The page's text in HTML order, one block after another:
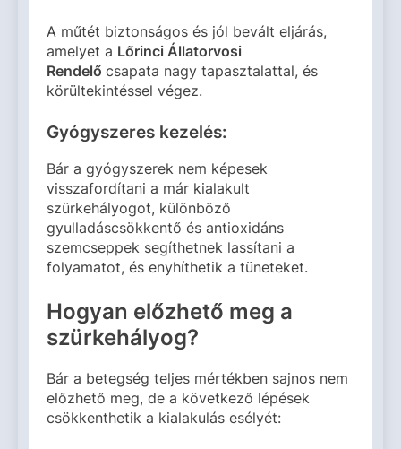
A műtét biztonságos és jól bevált eljárás,
amelyet a Lőrinci Állatorvosi
Rendelő csapata nagy tapasztalattal, és
körültekintéssel végez.
Gyógyszeres kezelés:
Bár a gyógyszerek nem képesek
visszafordítani a már kialakult
szürkehályogot, különböző
gyulladáscsökkentő és antioxidáns
szemcseppek segíthetnek lassítani a
folyamatot, és enyhíthetik a tüneteket.
Hogyan előzhető meg a
szürkehályog?
Bár a betegség teljes mértékben sajnos nem
előzhető meg, de a következő lépések
csökkenthetik a kialakulás esélyét: